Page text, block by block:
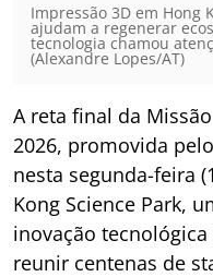
Impressão 3D em Hong
ajudam a regenerar
tecnologia chamou
(Alexandre Lopes/AT)
A reta final da
2026, promovida
nesta segunda-feira
Kong Science Park,
inovação
reunir centenas de